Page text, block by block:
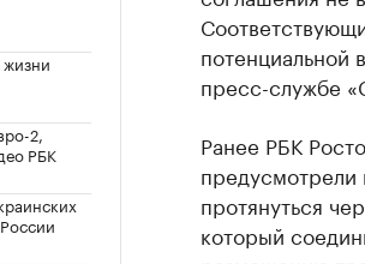
2,
РБК
потенциальной
пресс-службе
Ранее РБК
предусмотрели
протянуться
который